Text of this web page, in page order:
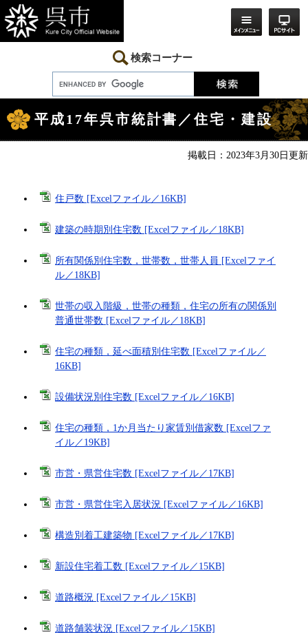
ー
ジ
の
ニ
ュ
ー
本
へ
検索コーナー
文
平成17年呉市統計書／住宅・建設
掲載日：2023年3月30日更新
住戸数 [Excelファイル／16KB]
建築の時期別住宅数 [Excelファイル／18KB]
所有関係別住宅数，世帯数，世帯人員 [Excelファイ
ル／18KB]
世帯の収入階級，世帯の種類，住宅の所有の関係別
普通世帯数 [Excelファイル／18KB]
住宅の種類，延べ面積別住宅数 [Excelファイル／
16KB]
設備状況別住宅数 [Excelファイル／16KB]
住宅の種類，1か月当たり家賃別借家数 [Excelファ
イル／19KB]
市営・県営住宅数 [Excelファイル／17KB]
市営・県営住宅入居状況 [Excelファイル／16KB]
構造別着工建築物 [Excelファイル／17KB]
新設住宅着工数 [Excelファイル／15KB]
道路概況 [Excelファイル／15KB]
道路舗装状況 [Excelファイル／15KB]